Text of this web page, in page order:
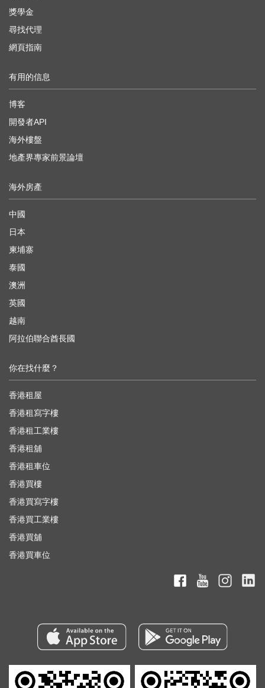
獎學金
尋找代理
網頁指南
有用的信息
博客
開發者API
海外樓盤
地產界專家前景論壇
海外房產
中國
日本
柬埔寨
泰國
澳洲
英國
越南
阿拉伯聯合酋長國
你在找什麼？
香港租屋
香港租寫字樓
香港租工業樓
香港租舖
香港租車位
香港買樓
香港買寫字樓
香港買工業樓
香港買舖
香港買車位